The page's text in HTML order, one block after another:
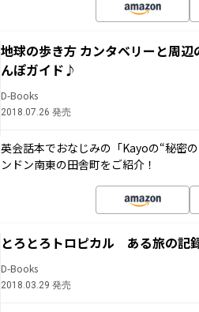
地球の歩き方 カンタベリーと周
んぽガイド♪
D-Books
2018.07.26 発売
英会話本でおなじみの「Kayoの“秘密
ンドン南東の田舎町をご紹介！
とろとろトロピカル ある旅の
D-Books
2018.03.29 発売